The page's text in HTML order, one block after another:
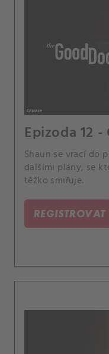
Epizoda 12
Shaun se vrací do
dalšími plány, se
těžko smiřuje.
REGISTROVAT